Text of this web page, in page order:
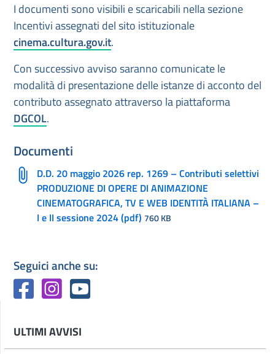
I documenti sono visibili e scaricabili nella sezione
Incentivi assegnati del sito istituzionale
cinema.cultura.gov.it.
Con successivo avviso saranno comunicate le
modalità di presentazione delle istanze di acconto del
contributo assegnato attraverso la piattaforma
DGCOL.
Documenti
D.D. 20 maggio 2026 rep. 1269 – Contributi selettivi
PRODUZIONE DI OPERE DI ANIMAZIONE
CINEMATOGRAFICA, TV E WEB IDENTITÀ ITALIANA –
I e II sessione 2024 (pdf) 760 KB
Seguici anche su:
ULTIMI AVVISI